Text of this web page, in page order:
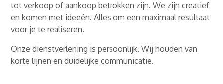
tot verkoop of aankoop betrokken zijn. We zijn creatief
en komen met ideeën. Alles om een maximaal resultaat
voor je te realiseren.
Onze dienstverlening is persoonlijk. Wij houden van
korte lijnen en duidelijke communicatie.